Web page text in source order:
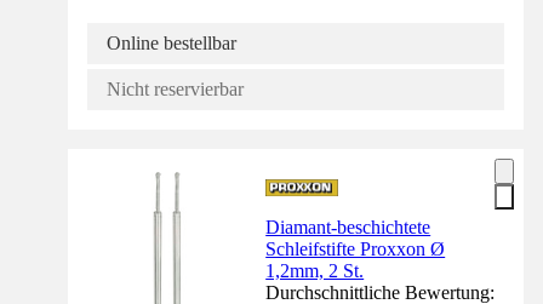
Online bestellbar
Nicht reservierbar
Diamant-beschichtete
Schleifstifte Proxxon Ø
1,2mm, 2 St.
Durchschnittliche Bewertung: